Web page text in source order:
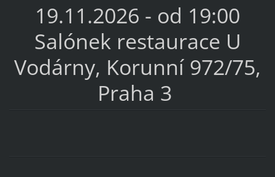
19.11.2026 - od 19:00
Salónek restaurace U
Vodárny, Korunní 972/75,
Praha 3